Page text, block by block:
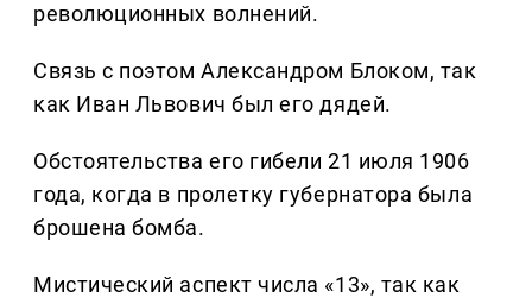
революционных волнений.
Связь с поэтом Александром Блоком, так
как Иван Львович был его дядей.
Обстоятельства его гибели 21 июля 1906
года, когда в пролетку губернатора была
брошена бомба.
Мистический аспект числа «13», так как